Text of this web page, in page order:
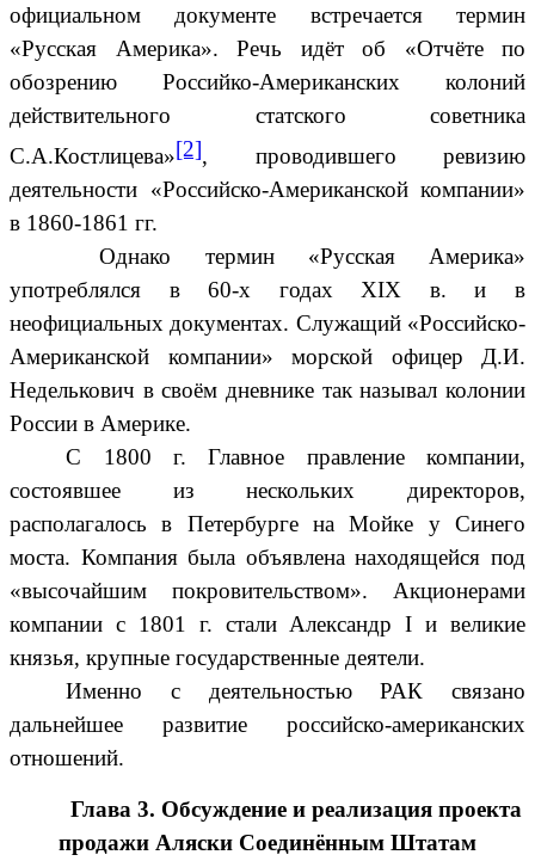
официальном документе встречается термин
«Русская Америка». Речь идёт об «Отчёте по
обозрению Российко-Американских колоний
действительного статского советника
С.А.Костлицева»[2], проводившего ревизию
деятельности «Российско-Американской компании»
в 1860-1861 гг.
Однако термин «Русская Америка»
употреблялся в 60-х годах XIX в. и в
неофициальных документах. Служащий «Российско-
Американской компании» морской офицер Д.И.
Неделькович в своём дневнике так называл колонии
России в Америке.
С 1800 г. Главное правление компании,
состоявшее из нескольких директоров,
располагалось в Петербурге на Мойке у Синего
моста. Компания была объявлена находящейся под
«высочайшим покровительством». Акционерами
компании с 1801 г. стали Александр I и великие
князья, крупные государственные деятели.
Именно с деятельностью РАК связано
дальнейшее развитие российско-американских
отношений.
Глава 3. Обсуждение и реализация проекта
продажи Аляски Соединённым Штатам